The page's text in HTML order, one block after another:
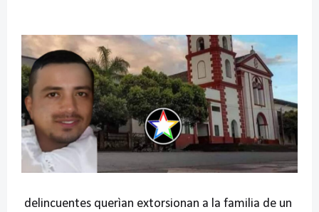
delincuentes querìan extorsionan a la familia de un